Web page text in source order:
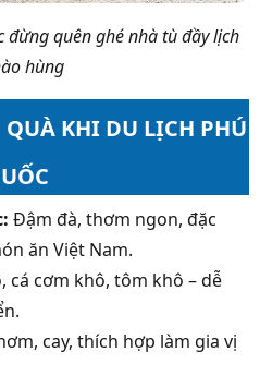
đừng quên ghé nhà tù đầy lịch
hùng
KHI DU LỊCH PHÚ
Đậm đà, thơm ngon, đặc
ăn Việt Nam.
cá cơm khô, tôm khô – dễ
cay, thích hợp làm gia vị